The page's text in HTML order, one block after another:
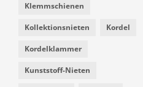
Klemmschienen
Kollektionsnieten Kordel
Kordelklammer
Kunststoff-Nieten